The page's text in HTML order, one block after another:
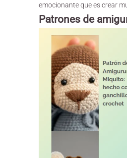
emocionante que es crear
Patrones de